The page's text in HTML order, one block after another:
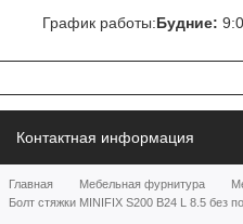
График работы:Будние:
Контактная информация
Главная Мебельная фурнитура
Болт стяжки MINIFIX S200 B24 L 8.5 без